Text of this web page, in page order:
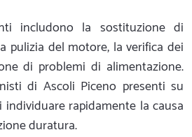
includono la sostituzione di
pulizia del motore, la verifica dei
di problemi di alimentazione.
di Ascoli Piceno presenti su
rapidamente la causa
duratura.